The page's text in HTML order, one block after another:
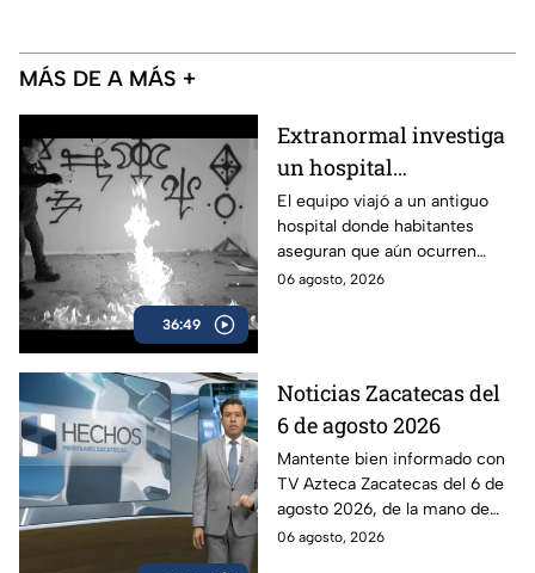
MÁS DE A MÁS +
36:49
Extranormal investiga
un hospital
abandonado en
Aguascalientes,
México, marcado por el
misterio
El equipo viajó a un antiguo
hospital donde habitantes
aseguran que aún ocurren
fenómenos difíciles de
06 agosto, 2026
Noticias Zacatecas del
6 de agosto 2026
Mantente bien informado con
TV Azteca Zacatecas del 6 de
agosto 2026, de la mano de
Víctor Santiago.
06 agosto, 2026